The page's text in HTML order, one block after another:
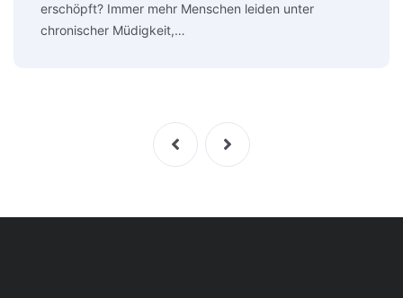
erschöpft? Immer mehr Menschen leiden unter
chronischer Müdigkeit,…